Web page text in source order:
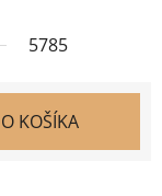
5785
KOŠÍKA